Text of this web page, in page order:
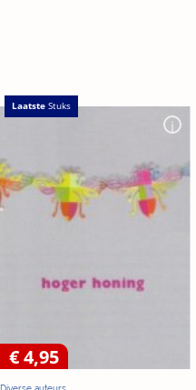
LaatsteStuks
€ 4,95